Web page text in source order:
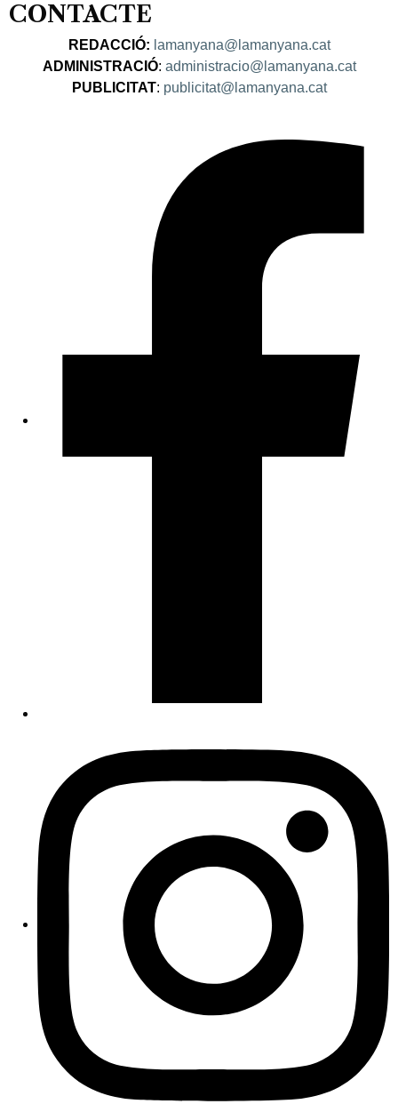
CONTACTE
REDACCIÓ: lamanyana@lamanyana.cat
ADMINISTRACIÓ: administracio@lamanyana.cat
PUBLICITAT: publicitat@lamanyana.cat